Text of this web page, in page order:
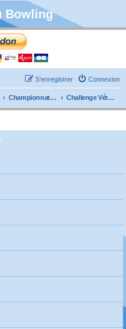
Bowling
Connexion
S’enregistrer
Championnats de France Challenge Vétérans